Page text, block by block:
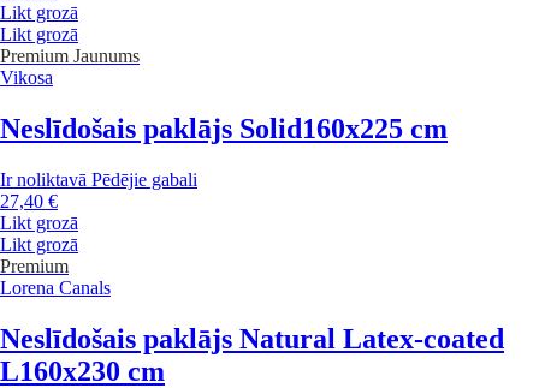
Likt grozā
Likt grozā
Premium Jaunums
Vikosa
Neslīdošais paklājs Solid160x225 cm
Ir noliktavā Pēdējie gabali
27,40 €
Likt grozā
Likt grozā
Premium
Lorena Canals
Neslīdošais paklājs Natural Latex-coated
L160x230 cm